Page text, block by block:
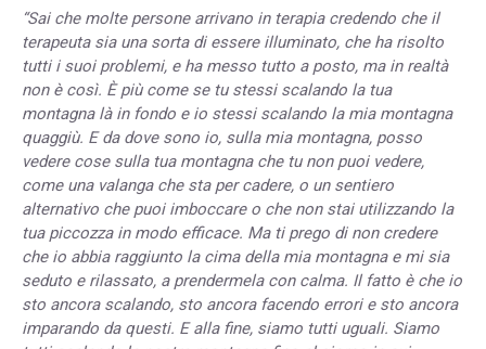
“Sai che molte persone arrivano in terapia credendo che il
terapeuta sia una sorta di essere illuminato, che ha risolto
tutti i suoi problemi, e ha messo tutto a posto, ma in realtà
non è così. È più come se tu stessi scalando la tua
montagna là in fondo e io stessi scalando la mia montagna
quaggiù. E da dove sono io, sulla mia montagna, posso
vedere cose sulla tua montagna che tu non puoi vedere,
come una valanga che sta per cadere, o un sentiero
alternativo che puoi imboccare o che non stai utilizzando la
tua piccozza in modo efficace. Ma ti prego di non credere
che io abbia raggiunto la cima della mia montagna e mi sia
seduto e rilassato, a prendermela con calma. Il fatto è che io
sto ancora scalando, sto ancora facendo errori e sto ancora
imparando da questi. E alla fine, siamo tutti uguali. Siamo